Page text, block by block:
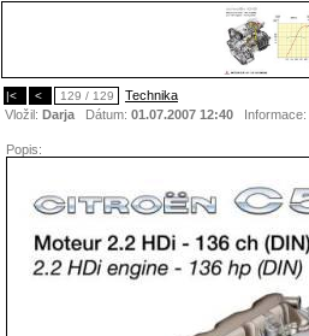
|< < 129 / 129
Technika
Vložil: Darja Dátum: 01.07.2007 12:40 Informace:
Popis: